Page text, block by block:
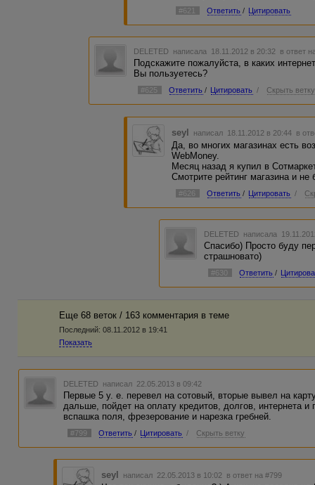
#621 Ответить / Цитировать
DELETED написала 18.11.2012 в 20:32 в ответ
Подскажите пожалуйста, в каких
Вы пользуетесь?
#625 Ответить / Цитировать / Скрыть ветку
seyl написал 18.11.2012 в 20:44 в
Да, во многих магазинах есть
WebMoney.
Месяц назад я купил в
Смотрите рейтинг магазина и не
#626 Ответить / Цитировать /
DELETED написала
Спасибо) Просто буду
страшновато)
#630 Ответить /
Еще 68 веток / 163 комментария в темe
Последний: 08.11.2012 в 19:41
Показать
DELETED написал 22.05.2013 в 09:42
Первые 5 у. е. перевел на сотовый, вторые вывел на
дальше, пойдет на оплату кредитов, долгов, интернета
вспашка поля, фрезерование и нарезка гребней.
#799 Ответить / Цитировать / Скрыть ветку
seyl написал 22.05.2013 в 10:02 в ответ на #799